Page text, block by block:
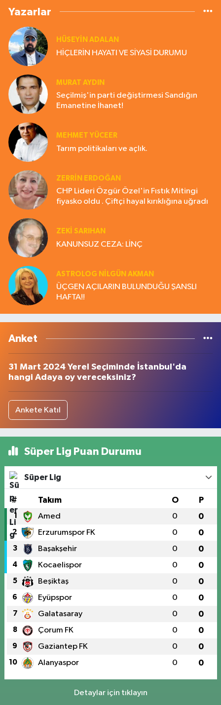
Yazarlar
HÜSEYIN ADALAN
HİÇLERİN HAYATI VE SİYASİ DURUMU
MURAT AYDIN
Seçilmiş'in parti değiştirmesi Sandığın
Emanetine İhanet!
MEHMET YÜCEER
Tarım politikaları ve açlık.
ZERRIN ERDOĞAN
CHP Lideri Özgür Özel'in Fıstık Mitingi
fiyasko oldu . Çiftçi hayal kırıklığına uğradı
ZEKI SARIHAN
KANUNSUZ CEZA: LİNÇ
ASTROLOG NILGÜN AKMAN
ÜÇGEN AÇILARIN BULUNDUĞU ŞANSLI
HAFTA!!
Anket
31 Mart 2024 Yerel Seçiminde İstanbul'da
hangi Adaya oy vereceksiniz?
Ankete Katıl
Süper Lig Puan Durumu
Süper Lig
# Takım O P
1 Amed 0 0
2 Erzurumspor FK 0 0
3 Başakşehir 0 0
4 Kocaelispor 0 0
5 Beşiktaş 0 0
6 Eyüpspor 0 0
7 Galatasaray 0 0
8 Çorum FK 0 0
9 Gaziantep FK 0 0
10 Alanyaspor 0 0
Detaylar için tıklayın